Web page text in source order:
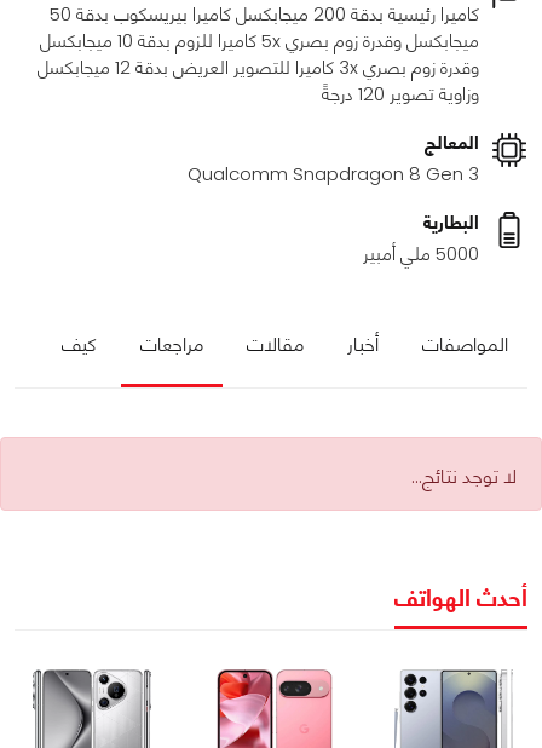
كاميرا رئيسية بدقة 200 ميجابكسل كاميرا بيريسكوب بدقة 50
ميجابكسل وقدرة زوم بصري 5x كاميرا للزوم بدقة 10 ميجابكسل
وقدرة زوم بصري 3x كاميرا للتصوير العريض بدقة 12 ميجابكسل
وزاوية تصوير 120 درجةً
المعالج
Qualcomm Snapdragon 8 Gen 3
البطارية
5000 ملي أمبير
المواصفات أخبار مقالات مراجعات كيف
لا توجد نتائج...
أحدث الهواتف